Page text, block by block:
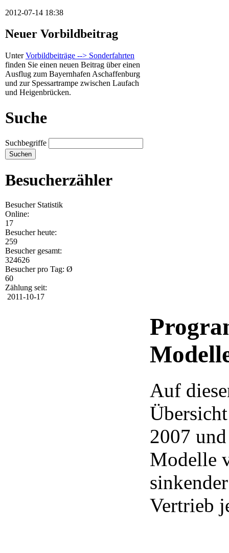
2012-07-14 18:38
Neuer Vorbildbeitrag
UnterVorbildbeiträge --> Sonderfahrten
finden Sie einen neuen Beitrag über einen
Ausflug zum Bayernhafen Aschaffenburg
und zur Spessartrampe zwischen Laufach
und Heigenbrücken.
Suche
Suchbegriffe
Besucherzähler
Besucher Statistik
Online:
17
Besucher heute:
259
Besucher gesamt:
324626
Besucher pro Tag: Ø
60
Zählung seit:
2011-10-17
Auf
2007
Modelle
Vertrieb